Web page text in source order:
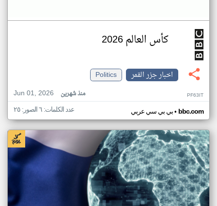
كأس العالم 2026
اخبار جزر القمر
Politics
Jun 01, 2026
منذ شهرين PF63IT
بي بي سي عربي• bbc.com عدد الكلمات: ٦ الصور: ٢٥